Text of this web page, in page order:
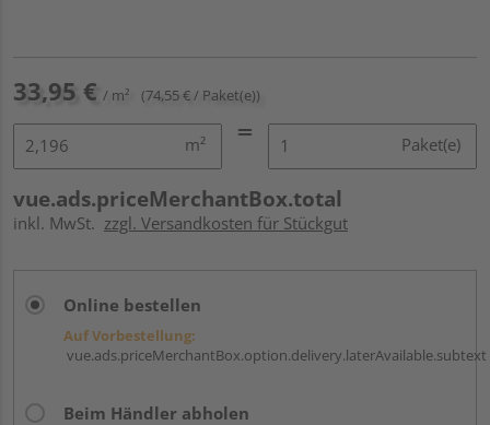
33,95 € / m² (74,55 € / Paket(e))
m² Paket(e)
vue.ads.priceMerchantBox.total
inkl. MwSt. zzgl. Versandkosten für Stückgut
Online bestellen
Auf Vorbestellung:
vue.ads.priceMerchantBox.option.delivery.laterAvailable.subtext
Beim Händler abholen